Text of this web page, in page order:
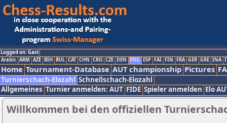
Logged on: Gast
Arabic ARM AZE BIH BUL CAT CHN CRO CZE DEN ENG ESP FAI FIN FRA GER GRE INA
Home Tournament-Database AUT championship Pictures
Turnierschach-Elozahl Schnellschach-Elozahl
Allgemeines Turnier anmelden: AUT FIDE Spieler anmelden Elo
Willkommen bei den offiziellen